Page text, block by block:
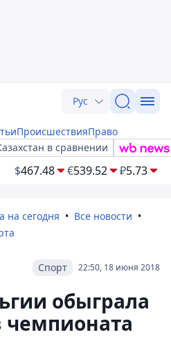
Рус
ПроисшествияПраво
в сравнении
$467.48 €539.52 ₽5.73
на сегодня
Все новости
22:50, 18 июня 2018
Спорт
обыграла
чемпионата